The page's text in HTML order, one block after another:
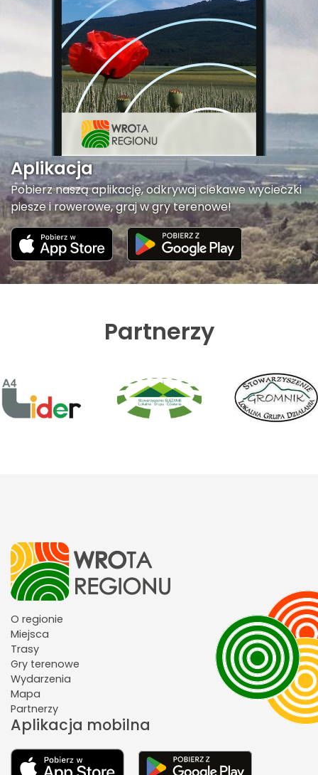
Aplikacja
Pobierz naszą aplikację, odkrywaj ciekawe wycieczki
piesze i rowerowe, graj w gry terenowe!
Partnerzy
O regionie
Miejsca
Trasy
Gry terenowe
Wydarzenia
Mapa
Partnerzy
Aplikacja mobilna